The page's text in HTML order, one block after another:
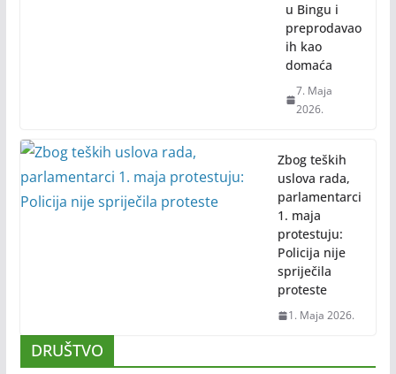
u Bingu i
preprodavao
ih kao
domaća
7. Maja
2026.
Zbog teških
uslova rada,
parlamentarci
1. maja
protestuju:
Policija nije
spriječila
proteste
1. Maja 2026.
DRUŠTVO